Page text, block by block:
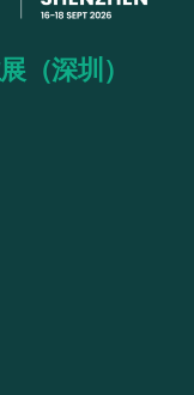
（深圳）